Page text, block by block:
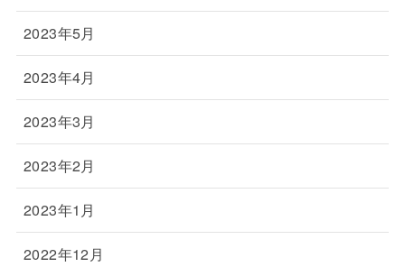
2023年5月
2023年4月
2023年3月
2023年2月
2023年1月
2022年12月